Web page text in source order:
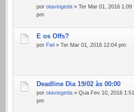
por otaviogeda » Ter Mar 01, 2016 1:09
pm
E os Offs?
por Fiel » Ter Mar 01, 2016 12:04 pm
Deadline Dia 19/02 às 00:00
por otaviogeda » Qua Fev 10, 2016 1:51
pm